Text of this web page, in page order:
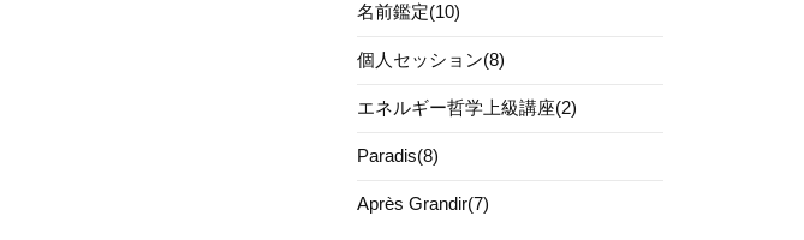
名前鑑定(10)
個人セッション(8)
エネルギー哲学上級講座(2)
Paradis(8)
Après Grandir(7)